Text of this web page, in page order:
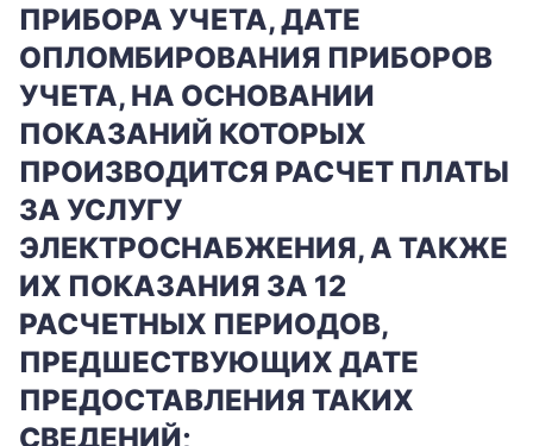
ПРИБОРА УЧЕТА, ДАТЕ
ОПЛОМБИРОВАНИЯ ПРИБОРОВ
УЧЕТА, НА ОСНОВАНИИ
ПОКАЗАНИЙ КОТОРЫХ
ПРОИЗВОДИТСЯ РАСЧЕТ ПЛАТЫ
ЗА УСЛУГУ
ЭЛЕКТРОСНАБЖЕНИЯ, А ТАКЖЕ
ИХ ПОКАЗАНИЯ ЗА 12
РАСЧЕТНЫХ ПЕРИОДОВ,
ПРЕДШЕСТВУЮЩИХ ДАТЕ
ПРЕДОСТАВЛЕНИЯ ТАКИХ
СВЕДЕНИЙ;